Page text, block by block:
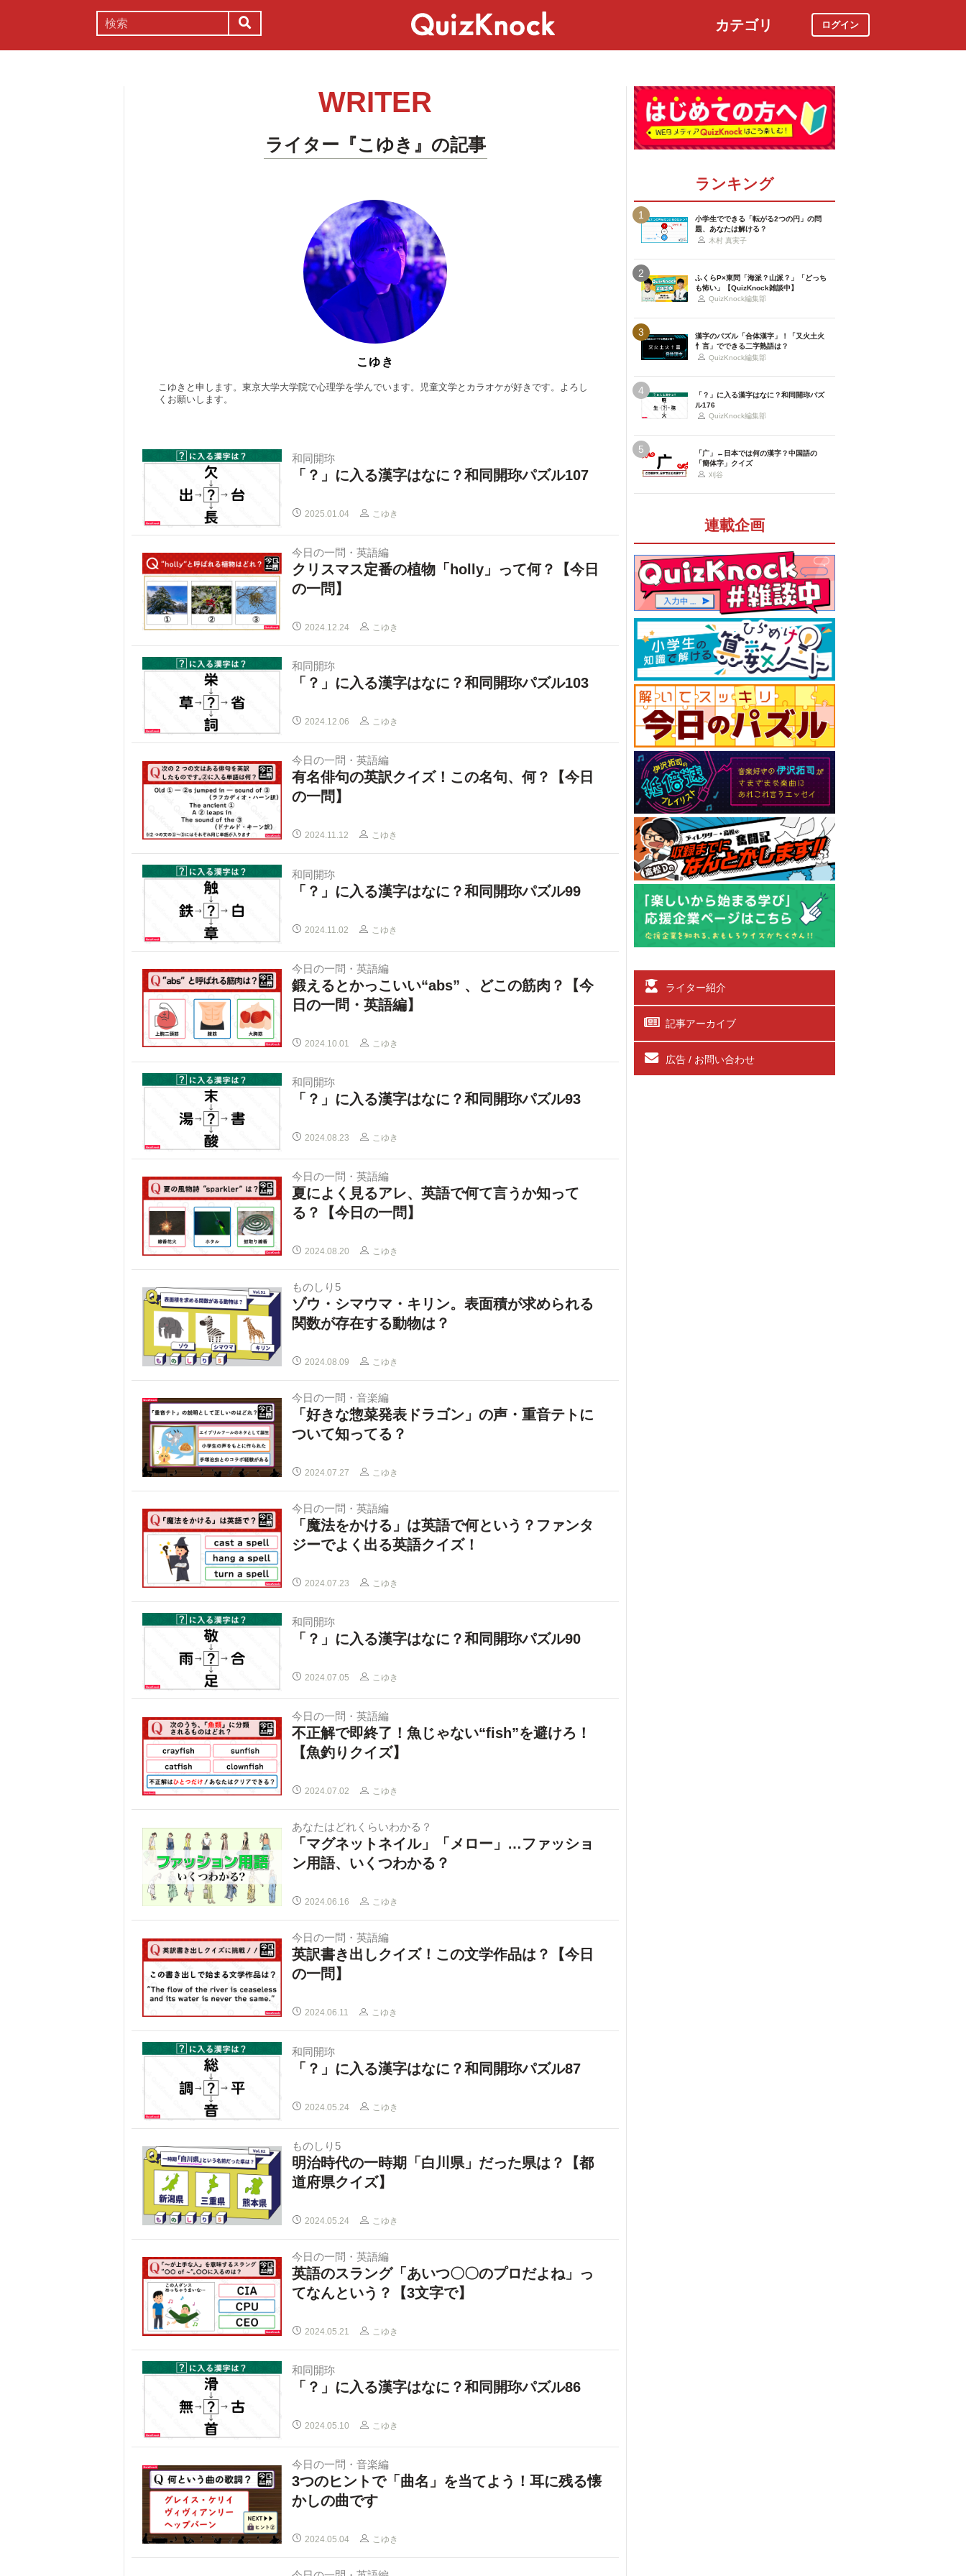
カテゴリ ログイン
WRITER
ライター『こゆき』の記事
こゆき
こゆきと申します。東京大学大学院で心理学を学んでいます。児童文学とカラオケが好きです。よろし
くお願いします。
和同開珎
「？」に入る漢字はなに？和同開珎パズル107
2025.01.04 こゆき
今日の一問・英語編
クリスマス定番の植物「holly」って何？【今日
の一問】
2024.12.24 こゆき
和同開珎
「？」に入る漢字はなに？和同開珎パズル103
2024.12.06 こゆき
今日の一問・英語編
有名俳句の英訳クイズ！この名句、何？【今日
の一問】
2024.11.12 こゆき
和同開珎
「？」に入る漢字はなに？和同開珎パズル99
2024.11.02 こゆき
今日の一問・英語編
鍛えるとかっこいい“abs” 、どこの筋肉？【今
日の一問・英語編】
2024.10.01 こゆき
和同開珎
「？」に入る漢字はなに？和同開珎パズル93
2024.08.23 こゆき
今日の一問・英語編
夏によく見るアレ、英語で何て言うか知って
る？【今日の一問】
2024.08.20 こゆき
ものしり5
ゾウ・シマウマ・キリン。表面積が求められる
関数が存在する動物は？
2024.08.09 こゆき
今日の一問・音楽編
「好きな惣菜発表ドラゴン」の声・重音テトに
ついて知ってる？
2024.07.27 こゆき
今日の一問・英語編
「魔法をかける」は英語で何という？ファンタ
ジーでよく出る英語クイズ！
2024.07.23 こゆき
和同開珎
「？」に入る漢字はなに？和同開珎パズル90
2024.07.05 こゆき
今日の一問・英語編
不正解で即終了！魚じゃない“fish”を避けろ！
【魚釣りクイズ】
2024.07.02 こゆき
あなたはどれくらいわかる？
「マグネットネイル」「メロー」…ファッショ
ン用語、いくつわかる？
2024.06.16 こゆき
今日の一問・英語編
英訳書き出しクイズ！この文学作品は？【今日
の一問】
2024.06.11 こゆき
和同開珎
「？」に入る漢字はなに？和同開珎パズル87
2024.05.24 こゆき
ものしり5
明治時代の一時期「白川県」だった県は？【都
道府県クイズ】
2024.05.24 こゆき
今日の一問・英語編
英語のスラング「あいつ〇〇のプロだよね」っ
てなんという？【3文字で】
2024.05.21 こゆき
和同開珎
「？」に入る漢字はなに？和同開珎パズル86
2024.05.10 こゆき
今日の一問・音楽編
3つのヒントで「曲名」を当てよう！耳に残る懐
かしの曲です
2024.05.04 こゆき
ランキング
1
小学生でできる「転がる2つの円」の問
題、あなたは解ける？
木村 真実子
2
ふくらP×東問「海派？山派？」「どっち
も怖い」【QuizKnock雑談中】
QuizKnock編集部
3
漢字のパズル「合体漢字」！「又火土火
忄言」でできる二字熟語は？
QuizKnock編集部
4
「？」に入る漢字はなに？和同開珎パズ
ル176
QuizKnock編集部
5
「广」←日本では何の漢字？中国語の
「簡体字」クイズ
刈谷
連載企画
ライター紹介
記事アーカイブ
広告 / お問い合わせ